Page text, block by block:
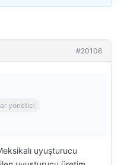
#20106
yönetici
uyuşturucu